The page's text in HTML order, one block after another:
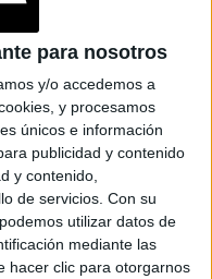
para nosotros
y/o accedemos a
y procesamos
únicos e información
publicidad y contenido
y contenido,
de servicios. Con su
utilizar datos de
mediante las
hacer clic para otorgarnos
Break BATimes
derechos reservados
Nro. 5346433